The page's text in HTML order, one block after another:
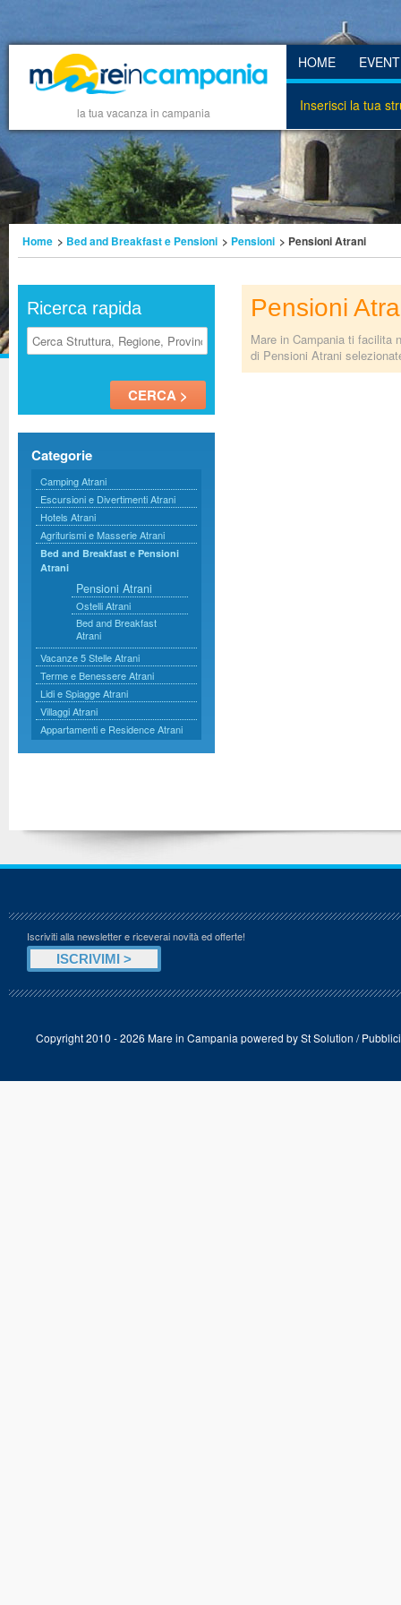
la tua vacanza in campania
HOME
Inserisci la tua
Home > Bed and Breakfast e Pensioni > Pensioni > Pensioni Atrani
Ricerca rapida
Categorie
Camping Atrani
Escursioni e Divertimenti Atrani
Hotels Atrani
Agriturismi e Masserie Atrani
Bed and Breakfast e Pensioni
Atrani
Pensioni Atrani
Ostelli Atrani
Bed and Breakfast
Atrani
Vacanze 5 Stelle Atrani
Terme e Benessere Atrani
Lidi e Spiagge Atrani
Villaggi Atrani
Appartamenti e Residence Atrani
Pensioni
Mare in Campania ti facilita
di Pensioni Atrani
Iscriviti alla newsletter e riceverai novità ed offerte!
Copyright 2010 - 2026 Mare in Campania powered bySt Solution /